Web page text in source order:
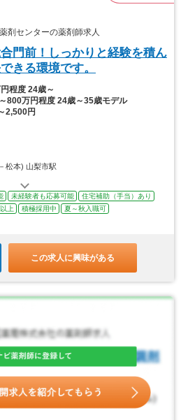
剤センターの薬剤師求人
門前！しっかりと経験を積ん
きる環境です。
程度 24歳～
800万円程度 24歳～35歳モデル
2,500円
松本) 山梨市駅
未経験者も応募可能
住宅補助（手当）あり
上 積極採用中
夏～秋入職可
この求人に興味がある